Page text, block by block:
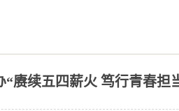
“赓续五四薪火 笃行青春担